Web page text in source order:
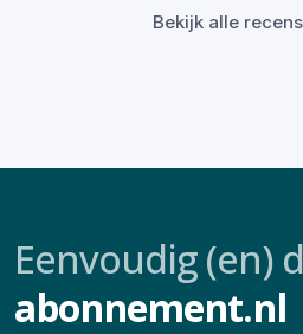
Bekijk alle
Eenvoudig (en)
abonnement.nl